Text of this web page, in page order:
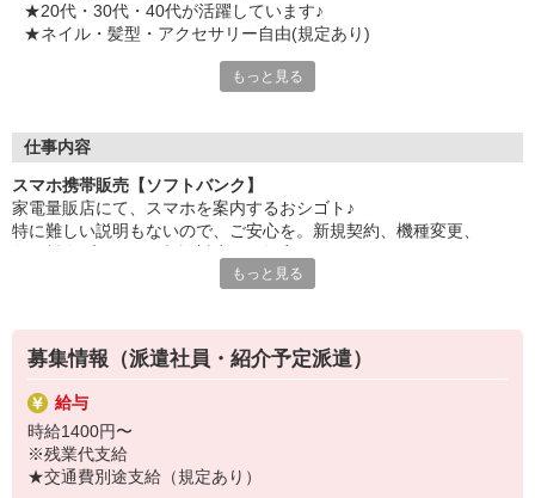
★20代・30代・40代が活躍しています♪
★ネイル・髪型・アクセサリー自由(規定あり)
各キャリアの新機種が特別価格で購入OK！！
特別割引価格でご利用可能☆☆
お得に過ごしたいあなたの味方です♪
【選べるお仕事いろいろ】
事務、経理、データ入力、コールセンター、受付
▼工場・製造・軽作業系
機械/食品製造・梱包・仕分け・加工・組立・検査
▼美容系
眉毛サロンのアイブロウ・ネイリスト・エステ
▼営業・販売
法人営業・アパレル販売・個別指導塾・人材紹介
▼人気案件も多数♪
もっと見る
仕事内容
スマホ携帯販売【ソフトバンク】
家電量販店にて、スマホを案内するおシゴト♪
特に難しい説明もないので、ご安心を。新規契約、機種変更、
満足度◎
■携帯やインターネット販売業務
docomo(ドコモ)/au(エーユー)・KDDI/softbank(ソフトバンク)など
の大手キャリアから
ワイモバイル(Y!mobille)、楽天モバイル、UQなど格安スマホまで幅
広く紹介可能♪
もっと見る
募集情報（派遣社員・紹介予定派遣）
給与
時給1400円〜
※残業代支給
★交通費別途支給（規定あり）